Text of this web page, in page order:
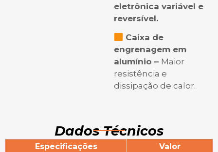
eletrônica variável e
reversível.
Caixa de
engrenagem em
alumínio – Maior
resistência e
dissipação de calor.
Dados Técnicos
Especificações
Valor